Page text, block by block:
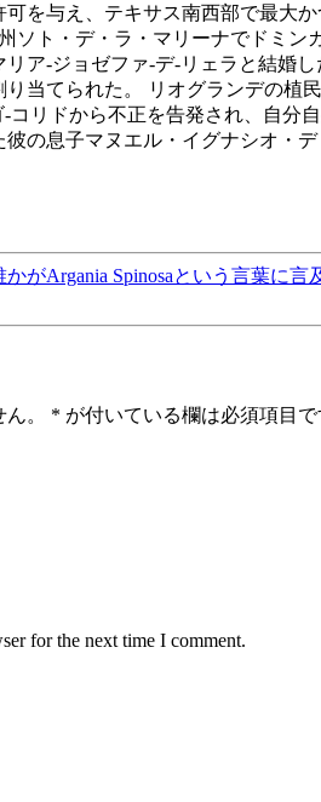
を与え、テキサス南西部で最大
ソト・デ・ラ・マリーナでドミ
リア-ジョゼファ-デ-リェラと結婚
当てられた。 リオグランデの
リドから不正を告発され、自分
の息子マヌエル・イグナシオ・
がArgania Spinosaという言葉に
。 * が付いている欄は必須項目で
for the next time I comment.